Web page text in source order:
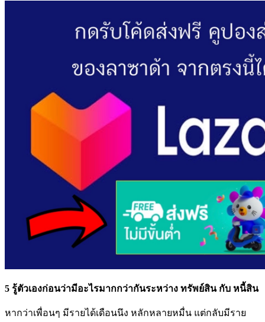
5 รู้ตัวเองก่อนว่ามีอะไรมากกว่ากันระหว่าง ทรัพย์สิน กับ หนี้สิน
หากว่าเพื่อนๆ มีรายได้เดือนนึง หลักหลายหมื่น แต่กลับมีราย